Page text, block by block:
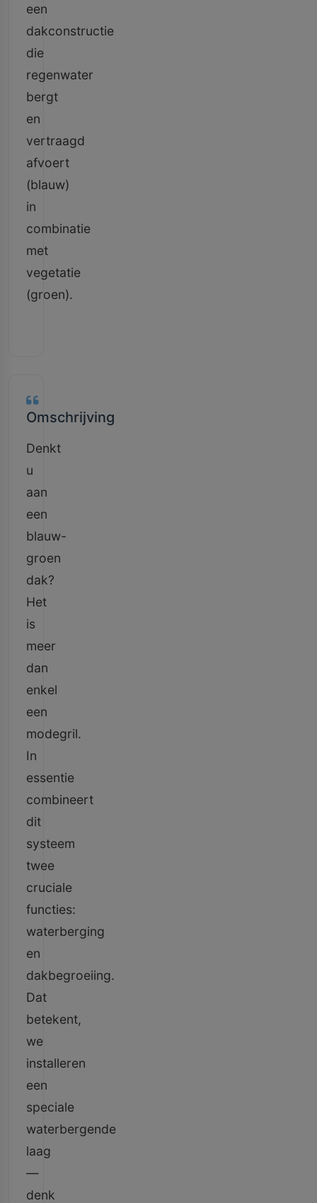
een
dakconstructie
die
regenwater
bergt
en
vertraagd
afvoert
(blauw)
in
combinatie
met
vegetatie
(groen).
Omschrijving
Denkt
u
aan
een
blauw-
groen
dak?
Het
is
meer
dan
enkel
een
modegril.
In
essentie
combineert
dit
systeem
twee
cruciale
functies:
waterberging
en
dakbegroeiing.
Dat
betekent,
we
installeren
een
speciale
waterbergende
laag
—
denk